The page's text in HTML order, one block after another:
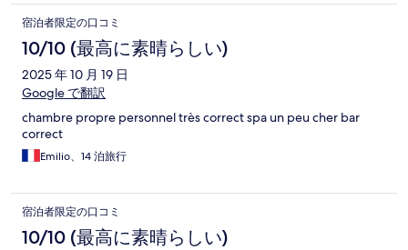
宿泊者限定の口コミ
10/10 (最高に素晴らしい)
2025 年 10 月 19 日
Google で翻訳
chambre propre personnel très correct spa un peu cher bar
correct
Emilio、14 泊旅行
宿泊者限定の口コミ
10/10 (最高に素晴らしい)